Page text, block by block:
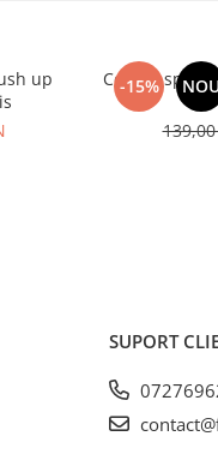
up
-15%
Colanti sport
SUPORT